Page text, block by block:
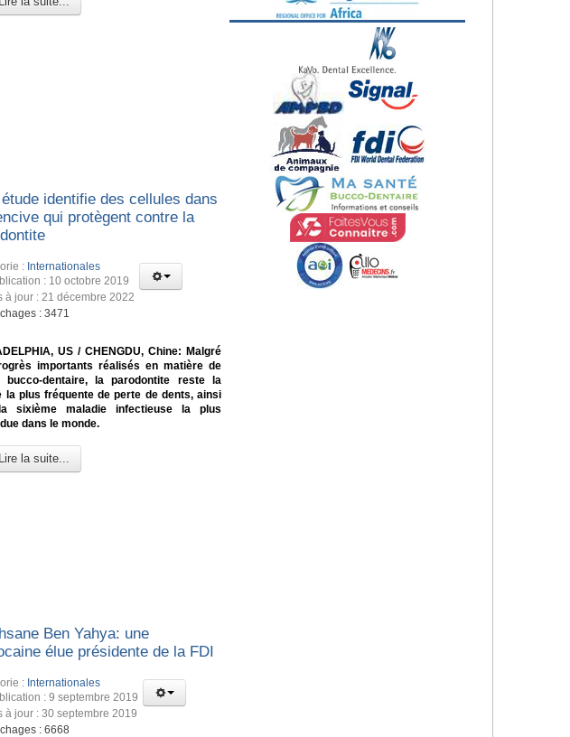
identifie des cellules dans
qui protègent contre la
: Internationales
: 10 octobre 2019
à jour : 21 décembre 2022
: 3471
US / CHENGDU, Chine: Malgré
importants réalisés en matière de
bucco-dentaire, la parodontite reste la
la plus fréquente de perte de dents, ainsi
sixième maladie infectieuse la plus
dans le monde.
Lire la suite...
Ben Yahya: une
élue présidente de la FDI
: Internationales
: 9 septembre 2019
à jour : 30 septembre 2019
: 6668